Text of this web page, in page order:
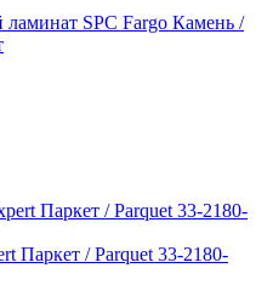
ламинат SPC Fargo Камень /
Паркет / Parquet 33-2180-